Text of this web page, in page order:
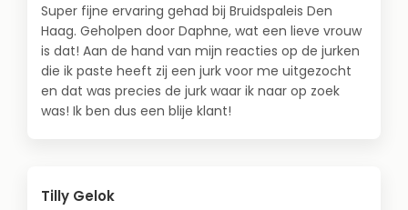
Super fijne ervaring gehad bij Bruidspaleis Den
Haag. Geholpen door Daphne, wat een lieve vrouw
is dat! Aan de hand van mijn reacties op de jurken
die ik paste heeft zij een jurk voor me uitgezocht
en dat was precies de jurk waar ik naar op zoek
was! Ik ben dus een blije klant!
Tilly Gelok